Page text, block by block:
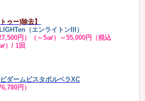
ゥー)除去】
（エンライトンIII）
円）（～5㎠）～55,000円（税込
）/ 1回
ダームビスタボルベラXC
円）